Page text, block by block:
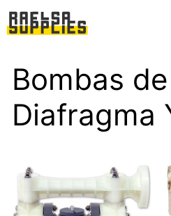
Bombas de
Diafragma